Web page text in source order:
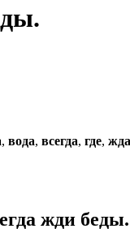
, вода, всегда, где,
жди